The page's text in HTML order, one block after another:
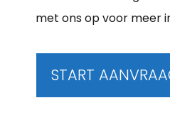
met ons op voor meer
START